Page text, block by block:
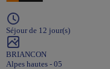
Séjour de 12 jour(s)
BRIANCON
Alpes hautes - 05